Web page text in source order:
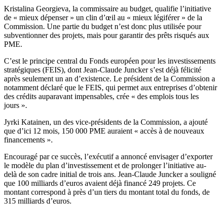
Kristalina Georgieva, la commissaire au budget, qualifie l’initiative
de « mieux dépenser » un clin d’œil au « mieux légiférer » de la
Commission. Une partie du budget n’est donc plus utilisée pour
subventionner des projets, mais pour garantir des prêts risqués aux
PME.
C’est le principe central du Fonds européen pour les investissements
stratégiques (FEIS), dont Jean-Claude Juncker s’est déjà félicité
après seulement un an d’existence. Le président de la Commission a
notamment déclaré que le FEIS, qui permet aux entreprises d’obtenir
des crédits auparavant impensables, crée « des emplois tous les
jours ».
Jyrki Katainen, un des vice-présidents de la Commission, a ajouté
que d’ici 12 mois, 150 000 PME auraient « accès à de nouveaux
financements ».
Encouragé par ce succès, l’exécutif a annoncé envisager d’exporter
le modèle du plan d’investissement et de prolonger l’initiative au-
delà de son cadre initial de trois ans. Jean-Claude Juncker a souligné
que 100 milliards d’euros avaient déjà financé 249 projets. Ce
montant correspond à près d’un tiers du montant total du fonds, de
315 milliards d’euros.